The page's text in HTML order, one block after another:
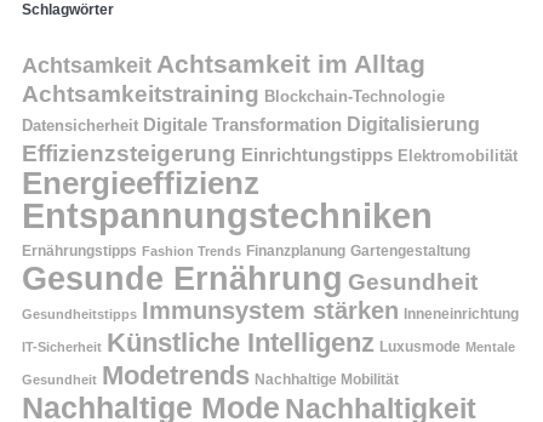
Schlagwörter
Achtsamkeit Achtsamkeit im Alltag
Achtsamkeitstraining Blockchain-Technologie
Datensicherheit Digitale Transformation Digitalisierung
Effizienzsteigerung Einrichtungstipps Elektromobilität
Energieeffizienz
Entspannungstechniken
Ernährungstipps Fashion Trends Finanzplanung Gartengestaltung
Gesunde Ernährung Gesundheit
Gesundheitstipps Immunsystem stärken Inneneinrichtung
IT-Sicherheit Künstliche Intelligenz Luxusmode Mentale
Gesundheit Modetrends Nachhaltige Mobilität
Nachhaltige Mode Nachhaltigkeit